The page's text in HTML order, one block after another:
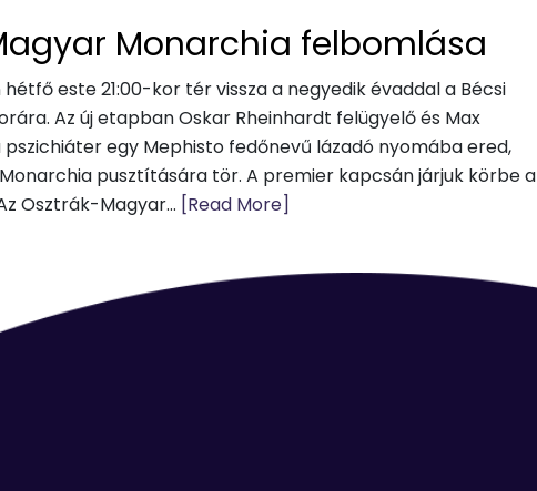
Monarchia felbomlása
este 21:00-kor tér vissza a negyedik évaddal a Bécsi
Az új etapban Oskar Rheinhardt felügyelő és Max
egy Mephisto fedőnevű lázadó nyomába ered,
pusztítására tör. A premier kapcsán járjuk körbe a
Osztrák-Magyar... [Read More]